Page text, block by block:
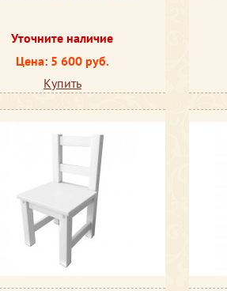
Уточните наличие
Цена: 5 600 руб.
Купить